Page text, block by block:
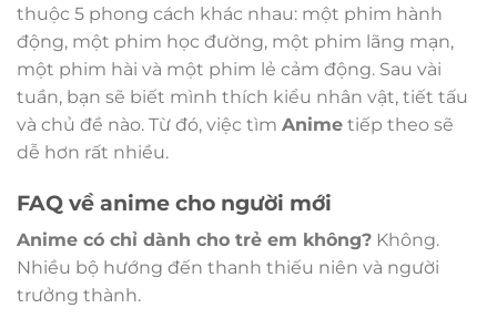
thuộc 5 phong cách khác nhau: một phim hành
động, một phim học đường, một phim lãng mạn,
một phim hài và một phim lẻ cảm động. Sau vài
tuần, bạn sẽ biết mình thích kiểu nhân vật, tiết tấu
và chủ đề nào. Từ đó, việc tìm Anime tiếp theo sẽ
dễ hơn rất nhiều.
FAQ về anime cho người mới
Anime có chỉ dành cho trẻ em không? Không.
Nhiều bộ hướng đến thanh thiếu niên và người
trưởng thành.